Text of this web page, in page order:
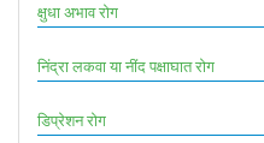
क्षुधा अभाव रोग
निंद्रा लकवा या नींद पक्षाघात रोग
डिप्रेशन रोग